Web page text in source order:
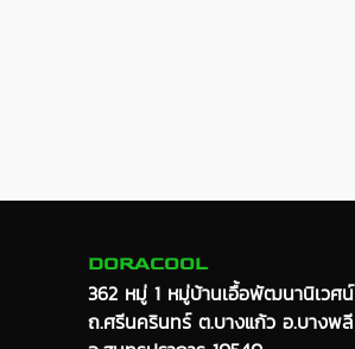
DORACOOL
362 หมู่ 1 หมู่บ้านเอื้อพัฒนานิเวศน์
ถ.ศรีนครินทร์ ต.บางแก้ว อ.บางพลี